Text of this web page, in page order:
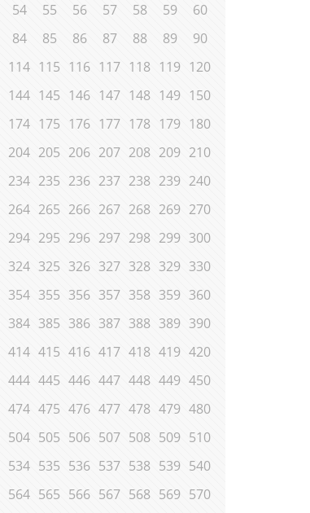
54 55 56 57 58 59
60
84 85 86 87 88 89
90
114 115 116 117 118 119 120
144 145 146 147 148 149 150
174 175 176 177 178 179 180
204 205 206 207 208 209 210
234 235 236 237 238 239 240
264 265 266 267 268 269 270
294 295 296 297 298 299 300
324 325 326 327 328 329 330
354 355 356 357 358 359 360
384 385 386 387 388 389 390
414 415 416 417 418 419 420
444 445 446 447 448 449 450
474 475 476 477 478 479 480
504 505 506 507 508 509 510
534 535 536 537 538 539 540
564 565 566 567 568 569 570